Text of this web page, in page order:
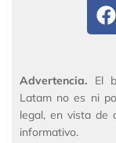
Advertencia. El
Latam no es ni
legal, en vista de
informativo.